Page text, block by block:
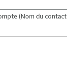
(Nom du